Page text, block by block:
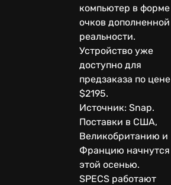
компьютер в форме
очков дополненной
реальности.
Устройство уже
доступно для
предзаказа по цене
$2195.
Источник: Snap.
Поставки в США,
Великобританию и
Францию начнутся
этой осенью.
SPECS работают